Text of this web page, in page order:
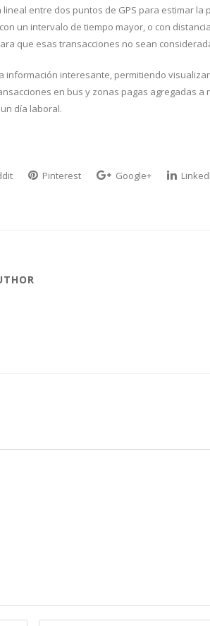
entre dos puntos de GPS para estimar la
un intervalo de tiempo mayor, o con
que esas transacciones no sean
información interesante, permitiendo
en bus y zonas pagas agregadas
un día laboral.
Pinterest Google+